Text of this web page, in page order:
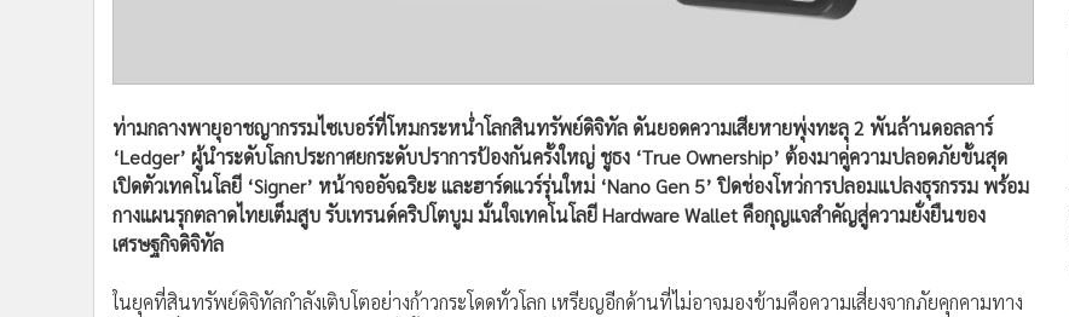
ท่ามกลางพายุอาชญากรรมไซเบอร์ที่โหมกระหน่ำโลกสินทรัพย์ดิจิทัล ดันยอดความเสียหายพุ่งทะลุ 2 พันล้านดอลลาร์
‘Ledger’ ผู้นำระดับโลกประกาศยกระดับปราการป้องกันครั้งใหญ่ ชูธง ‘True Ownership’ ต้องมาคู่ความปลอดภัยขั้นสุด
เปิดตัวเทคโนโลยี ‘Signer’ หน้าจออัจฉริยะ และฮาร์ดแวร์รุ่นใหม่ ‘Nano Gen 5’ ปิดช่องโหว่การปลอมแปลงธุรกรรม พร้อม
กางแผนรุกตลาดไทยเต็มสูบ รับเทรนด์คริปโตบูม มั่นใจเทคโนโลยี Hardware Wallet คือกุญแจสำคัญสู่ความยั่งยืนของ
เศรษฐกิจดิจิทัล
ในยุคที่สินทรัพย์ดิจิทัลกำลังเติบโตอย่างก้าวกระโดดทั่วโลก เหรียญอีกด้านที่ไม่อาจมองข้ามคือความเสี่ยงจากภัยคุกคามทาง